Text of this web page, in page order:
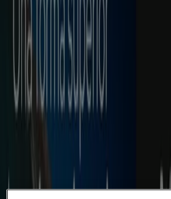
Sucursales Produbanco
Teléfonos, Horarios y
Tiendeo en Machala
Produbanco en Machala
Tiendas de Produbanco en